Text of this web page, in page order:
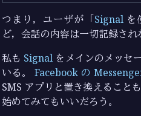
つまり，ユーザが「Signalを
ど，会話の内容は一切記録され
私も Signal をメインのメッセ
いる。Facebook の
SMS アプリと置き換えること
始めてみてもいいだろう。